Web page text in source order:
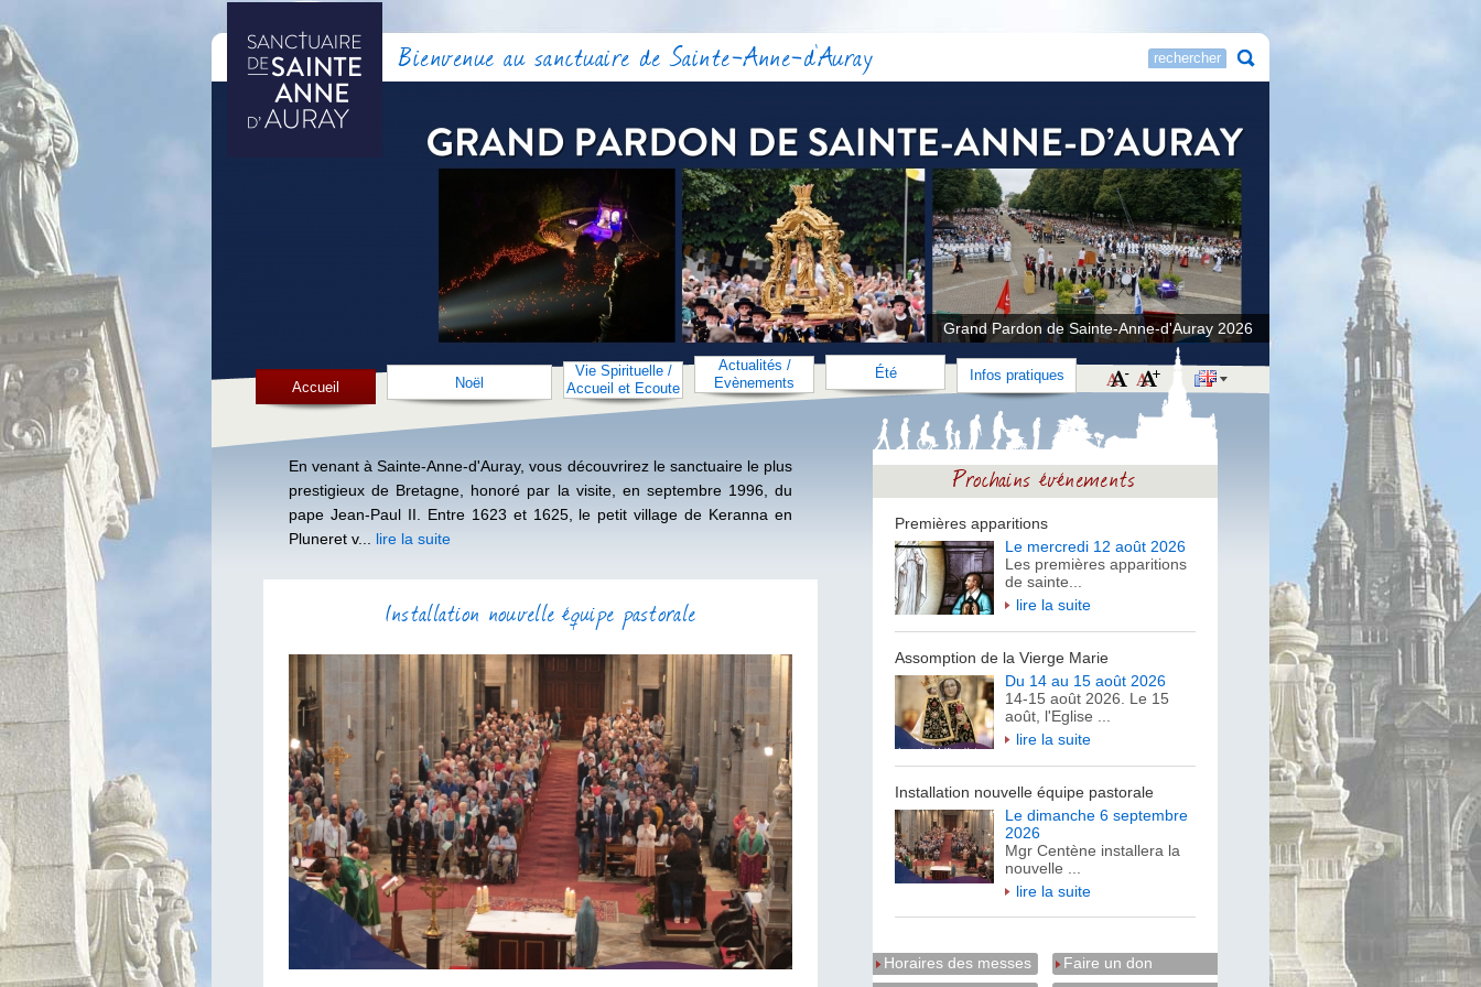
Bienvenue au sanctuaire de Sainte-Anne-d'Auray
Grand Pardon de Sainte-Anne-d'Auray 2026
Accueil Noël
Vie Spirituelle /
Accueil et Ecoute
Actualités /
Evènements
Été Infos pratiques
Prochains événements
Premières apparitions
Le mercredi 12 août 2026
Les premières apparitions
de sainte...
lire la suite
Assomption de la Vierge Marie
Du 14 au 15 août 2026
14-15 août 2026. Le 15
août, l'Eglise ...
lire la suite
Installation nouvelle équipe pastorale
Le dimanche 6 septembre
2026
Mgr Centène installera la
nouvelle ...
lire la suite
Horaires des messes Faire un don
En venant à Sainte-Anne-d'Auray, vous découvrirez le sanctuaire le plus
prestigieux de Bretagne, honoré par la visite, en septembre 1996, du
pape Jean-Paul II. Entre 1623 et 1625, le petit village de Keranna en
Pluneret v... lire la suite
Installation nouvelle équipe pastorale